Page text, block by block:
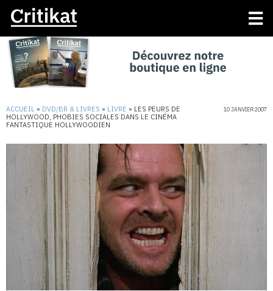
ACCUEIL » DVD/BR & LIVRES » LIVRE » LES PEURS DE
HOLLYWOOD, PHOBIES SOCIALES DANS LE CINÉMA
FANTASTIQUE HOLLYWOODIEN
10 JANVIER 2007